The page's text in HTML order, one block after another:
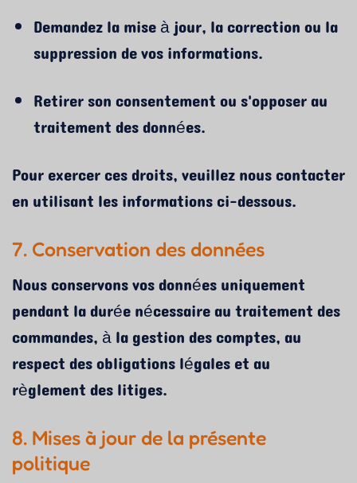
Demandez la mise à jour, la correction ou la
suppression de vos informations.
Retirer son consentement ou s'opposer au
traitement des données.
Pour exercer ces droits, veuillez nous contacter
en utilisant les informations ci-dessous.
7. Conservation des données
Nous conservons vos données uniquement
pendant la durée nécessaire au traitement des
commandes, à la gestion des comptes, au
respect des obligations légales et au
règlement des litiges.
8. Mises à jour de la présente
politique